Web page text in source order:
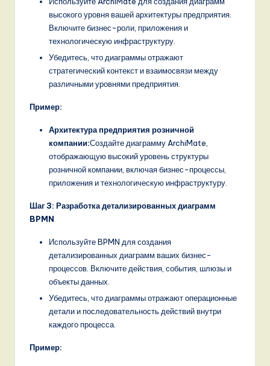
высокого уровня вашей архитектуры предприятия.
Включите бизнес-роли, приложения и
технологическую инфраструктуру.
Убедитесь, что диаграммы отражают
стратегический контекст и взаимосвязи между
различными уровнями предприятия.
Пример:
Архитектура предприятия розничной
компании:Создайте диаграмму ArchiMate,
отображающую высокий уровень структуры
розничной компании, включая бизнес-процессы,
приложения и технологическую инфраструктуру.
Шаг 3: Разработка детализированных диаграмм
BPMN
Используйте BPMN для создания
детализированных диаграмм ваших бизнес-
процессов. Включите действия, события, шлюзы и
объекты данных.
Убедитесь, что диаграммы отражают операционные
детали и последовательность действий внутри
каждого процесса.
Пример: